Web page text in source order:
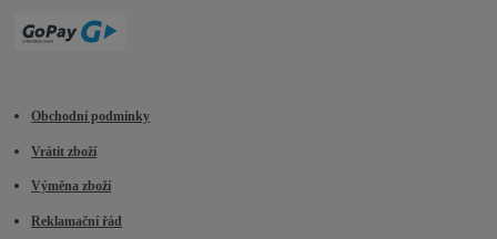
Obchodní podmínky
Vrátit zboží
Výměna zboží
Reklamační řád